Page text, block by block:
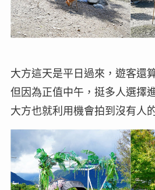
大方這天是平日過來，遊客還
但因為正值中午，挺多人選擇
大方也就利用機會拍到沒有人